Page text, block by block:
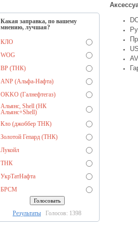
Какая заправка, по вашему
мнению, лучшая?
КЛО
WOG
BP (ТНК)
ANP (Альфа-Нафта)
OKKO (Галнефтегаз)
Альянс, Shell (НК
Альянс+Shell)
Кло (джоббер ТНК)
Золотой Гепард (ТНК)
Лукойл
ТНК
УкрТатНафта
БРСМ
Результаты Голосов: 1398